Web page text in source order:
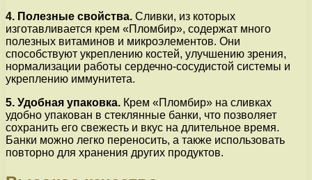
4. Полезные свойства. Сливки, из которых
изготавливается крем «Пломбир», содержат много
полезных витаминов и микроэлементов. Они
способствуют укреплению костей, улучшению зрения,
нормализации работы сердечно-сосудистой системы и
укреплению иммунитета.
5. Удобная упаковка. Крем «Пломбир» на сливках
удобно упакован в стеклянные банки, что позволяет
сохранить его свежесть и вкус на длительное время.
Банки можно легко переносить, а также использовать
повторно для хранения других продуктов.